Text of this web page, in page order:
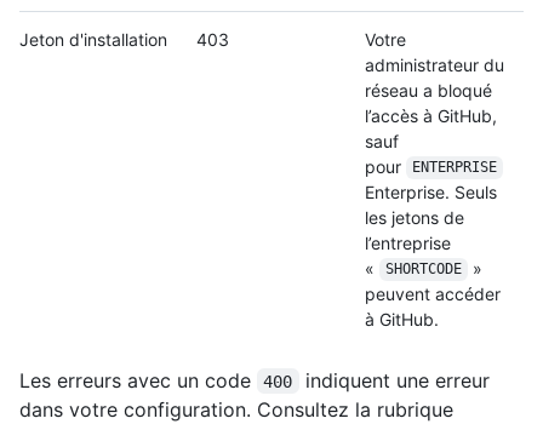
Jeton d'installation 403
Votre
administrateur du
réseau a bloqué
l’accès à GitHub,
sauf
pour
ENTERPRISE
Enterprise. Seuls
les jetons de
l’entreprise
«
SHORTCODE
»
peuvent accéder
à GitHub.
Les erreurs avec un code 400
indiquent une erreur
dans votre configuration. Consultez la rubrique